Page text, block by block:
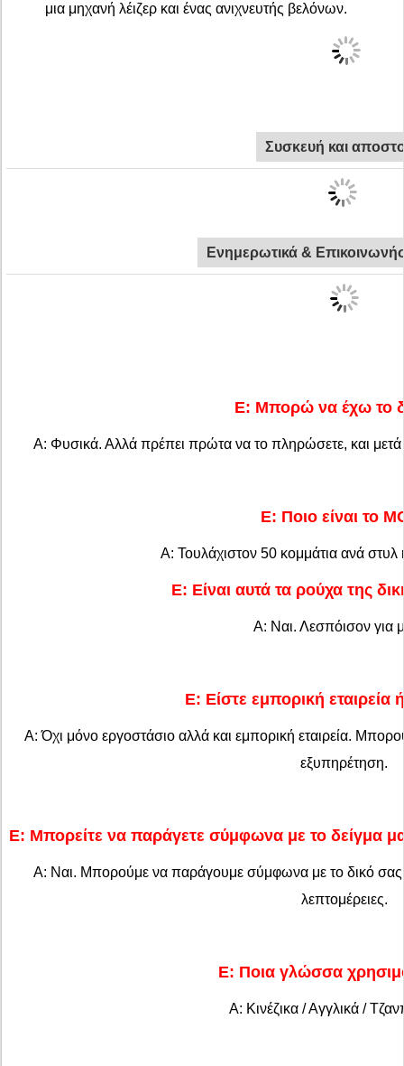
μια μηχανή λέιζερ και ένας ανιχνευτής βελόνων.
Συσκευή και
Ενημερωτικά &
Ε: Μπορώ να έχω το
Α: Φυσικά. Αλλά πρέπει πρώτα να το πληρώσετε, και μετά
Ε: Ποιο είναι το
Α: Τουλάχιστον 50 κομμάτια ανά
Ε: Είναι αυτά τα ρούχα της
Α: Ναι. Λεσπόισον για
Ε: Είστε εμπορική εταιρεία
Α: Όχι μόνο εργοστάσιο αλλά και εμπορική εταιρεία.
εξυπηρέτηση.
Ε: Μπορείτε να παράγετε σύμφωνα με το δείγμα
Α: Ναι. Μπορούμε να παράγουμε σύμφωνα με το δικό σας
λεπτομέρειες.
Ε: Ποια γλώσσα
Α: Κινέζικα / Αγγλικά /